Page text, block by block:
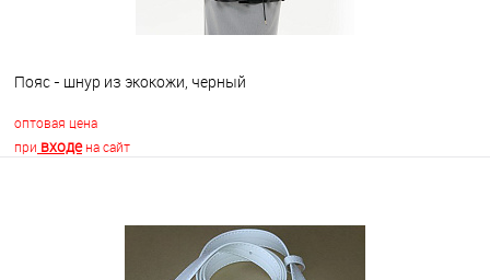
Пояс - шнур из экокожи, черный
оптовая цена
при входена сайт
Недоступно